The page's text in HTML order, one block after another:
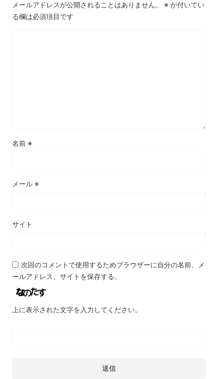
メールアドレスが公開されることはありません。 ※ が付いてい
る欄は必須項目です
名前 ※
メール ※
サイト
次回のコメントで使用するためブラウザーに自分の名前、メ
ールアドレス、サイトを保存する。
上に表示された文字を入力してください。